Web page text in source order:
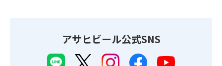
アサヒビール公式SNS